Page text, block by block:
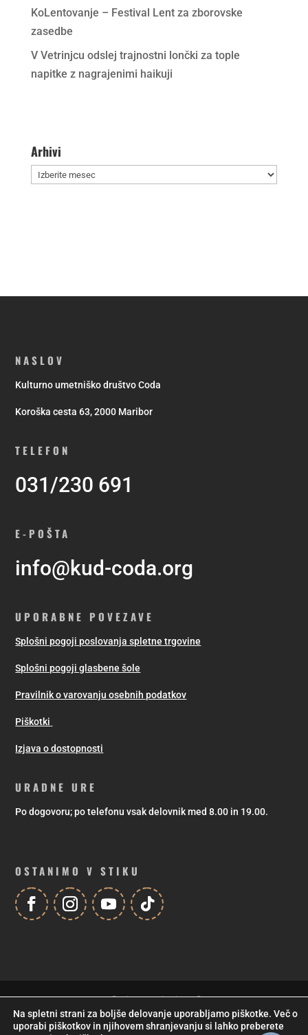
KoLentovanje – Festival Lent za zborovske
zasedbe
V Vetrinjcu odslej trajnostni lončki za tople
napitke z nagrajenimi haikuji
Arhivi
Arhivi
NASLOV
Kulturno umetniško društvo Coda
Koroška cesta 63, 2000 Maribor
TELEFON
031/230 691
E-POŠTA
info@kud-coda.org
UPORABNE POVEZAVE
Splošni pogoji poslovanja spletne trgovine
Splošni pogoji glasbene šole
Pravilnik o varovanju osebnih podatkov
Piškotki
Izjava o dostopnosti
URADNE URE
Po dogovoru; po telefonu vsak delovnik med 8.00 in 19.00.
OSTANIMO V STIKU
Za vzpodbudno pomoč pri sofinanciranju društvenega programa se
zahvaljujemo Mestni občini Maribor! | Izdelava spletnih strani in
Na spletni strani za boljše delovanje uporabljamo piškotke. Več o
uporabi piškotkov in njihovem shranjevanju si lahko preberete